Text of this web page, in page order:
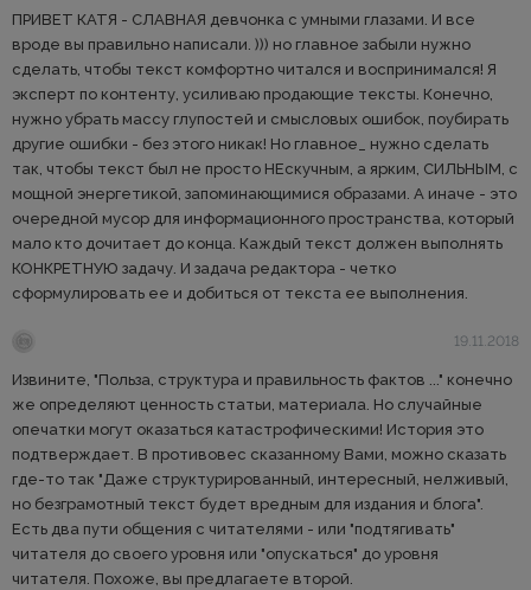
ПРИВЕТ КАТЯ - СЛАВНАЯ девчонка с умными глазами. И все
вроде вы правильно написали. ))) но главное забыли нужно
сделать, чтобы текст комфортно читался и воспринимался! Я
эксперт по контенту, усиливаю продающие тексты. Конечно,
нужно убрать массу глупостей и смысловых ошибок, поубирать
другие ошибки - без этого никак! Но главное_ нужно сделать
так, чтобы текст был не просто НЕскучным, а ярким, СИЛЬНЫМ, с
мощной энергетикой, запоминающимися образами. А иначе - это
очередной мусор для информационного пространства, который
мало кто дочитает до конца. Каждый текст должен выполнять
КОНКРЕТНУЮ задачу. И задача редактора - четко
сформулировать ее и добиться от текста ее выполнения.
19.11.2018
Извините, "Польза, структура и правильность фактов ..." конечно
же определяют ценность статьи, материала. Но случайные
опечатки могут оказаться катастрофическими! История это
подтверждает. В противовес сказанному Вами, можно сказать
где-то так "Даже структурированный, интересный, нелживый,
но безграмотный текст будет вредным для издания и блога".
Есть два пути общения с читателями - или "подтягивать"
читателя до своего уровня или "опускаться" до уровня
читателя. Похоже, вы предлагаете второй.